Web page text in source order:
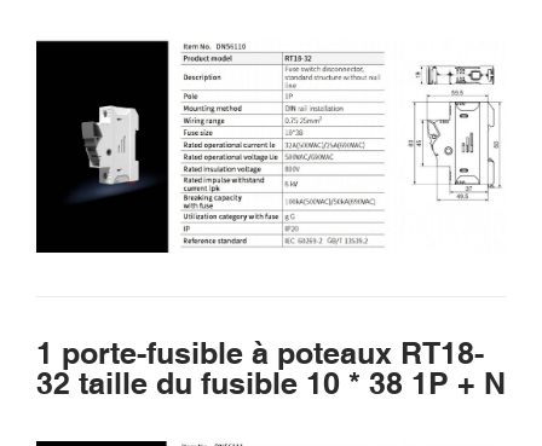
1 porte-fusible à poteaux RT18-
32 taille du fusible 10 * 38 1P + N